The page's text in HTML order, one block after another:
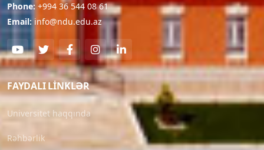
Phone: +994 36 544 08 61
Email: info@ndu.edu.az
FAYDALI LINKLƏR
Universitet haqqında
Rəhbərlik